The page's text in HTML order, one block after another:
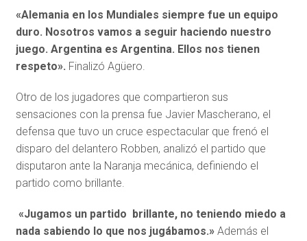
«Alemania en los Mundiales siempre fue un equipo
duro. Nosotros vamos a seguir haciendo nuestro
juego. Argentina es Argentina. Ellos nos tienen
respeto». Finalizó Agüero.
Otro de los jugadores que compartieron sus
sensaciones con la prensa fue Javier Mascherano, el
defensa que tuvo un cruce espectacular que frenó el
disparo del delantero Robben, analizó el partido que
disputaron ante la Naranja mecánica, definiendo el
partido como brillante.
«Jugamos un partido brillante, no teniendo miedo a
nada sabiendo lo que nos jugábamos.» Además el